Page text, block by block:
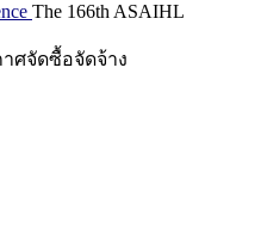
The 166th ASAIHL
ศจัดซื้อจัดจ้าง